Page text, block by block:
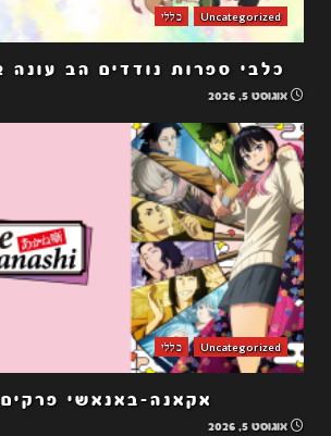
Uncategorized כללי
כלבי ספרות נודדים הב עונה 2 פרקים 5-1
אוגוסט 5, 2026
Uncategorized כללי
אקאנה-באנאשי פרקים 6-1
אוגוסט 5, 2026